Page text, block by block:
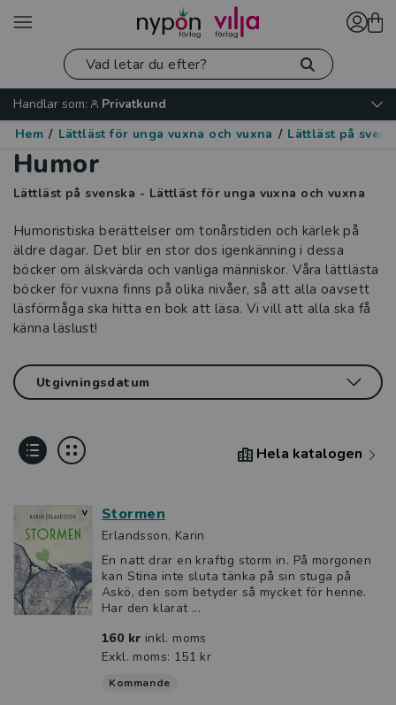
Handlar som:
Privatkund
Hem / Lättläst för unga vuxna och vuxna / Lättläst på
Humor
Lättläst på svenska - Lättläst för unga vuxna och vuxna
Humoristiska berättelser om tonårstiden och kärlek på
äldre dagar. Det blir en stor dos igenkänning i dessa
böcker om älskvärda och vanliga människor. Våra lättlästa
böcker för vuxna finns på olika nivåer, så att alla oavsett
läsförmåga ska hitta en bok att läsa. Vi vill att alla ska få
känna läslust!
Hela katalogen
Stormen
Erlandsson, Karin
En natt drar en kraftig storm in. På morgonen
kan Stina inte sluta tänka på sin stuga på
Askö, den som betyder så mycket för henne.
Har den klarat ...
160 kr inkl. moms
Exkl. moms: 151 kr
Kommande